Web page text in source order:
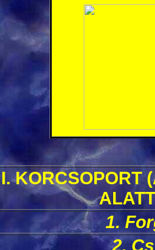
I. KORCSOPORT
1.
2.